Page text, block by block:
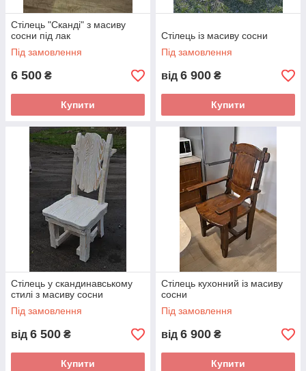
Стілець "Сканді" з масиву
сосни під лак
Під замовлення
6 500 ₴
Купити
Стілець із масиву сосни
Під замовлення
від 6 900 ₴
Купити
Стілець у скандинавському
стилі з масиву сосни
Під замовлення
від 6 500 ₴
Купити
Стілець кухонний із масиву
сосни
Під замовлення
від 6 900 ₴
Купити